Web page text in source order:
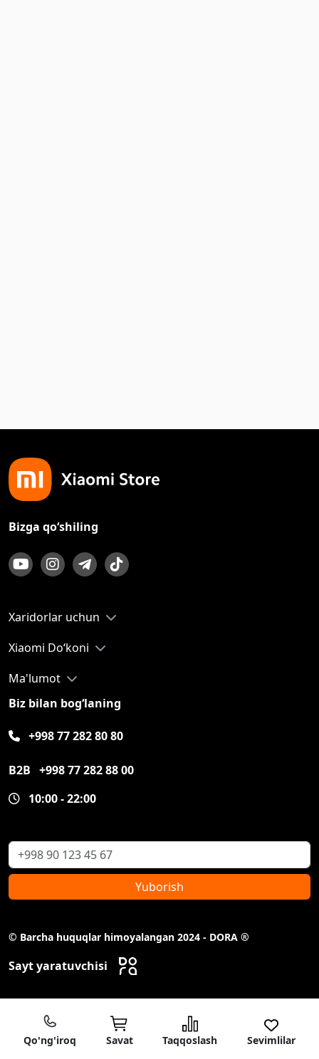
Bizga qo‘shiling
Xaridorlar uchun
Xiaomi Do‘koni
Ma'lumot
Biz bilan bog‘laning
+998 77 282 80 80
B2B +998 77 282 88 00
10:00 - 22:00
Yuborish
© Barcha huquqlar himoyalangan 2024 - DORA ®
Sayt yaratuvchisi
Qo'ng'iroq Savat Taqqoslash Sevimlilar